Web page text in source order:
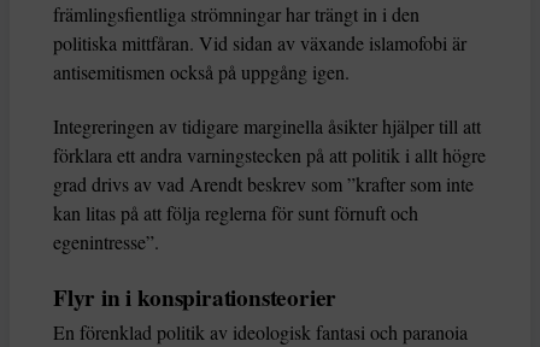
främlingsfientliga strömningar har trängt in i den
politiska mittfåran. Vid sidan av växande islamofobi är
antisemitismen också på uppgång igen.
Integreringen av tidigare marginella åsikter hjälper till att
förklara ett andra varningstecken på att politik i allt högre
grad drivs av vad Arendt beskrev som ”krafter som inte
kan litas på att följa reglerna för sunt förnuft och
egenintresse”.
Flyr in i konspirationsteorier
En förenklad politik av ideologisk fantasi och paranoia